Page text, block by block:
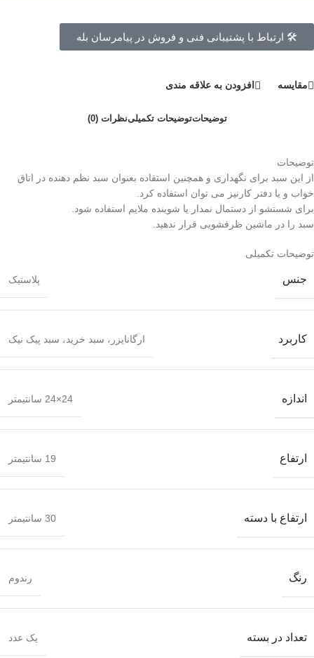
🛠 ارتباط با پشتیبانی فنی و فروش در پیامرسان بله
مقايسه افزودن به علاقه مندی
توضیحاتتوضیحات تکمیلینظرات (0)
توضیحات
از این سبد برای نگهداری و همچنین استفاده بعنوان سبد نظم دهنده در اتاق
خواب و یا دفتر کارنیز می توان استفاده کرد.
برای شستشو از دستمال نمدار یا شوینده ملایم استفاده شود.
سبد را در ماشین ظرفشویی قرار ندهید.
توضیحات تکمیلی
جنس پلاستیک
کاربرد ارگانایزر، سبد خرید، سبد پیک نیک
اندازه 24×24 سانتیمتر
ارتفاع 19 سانتیمتر
ارتفاع با دسته 30 سانتیمتر
رنگ رندوم
تعداد در بسته یک عدد